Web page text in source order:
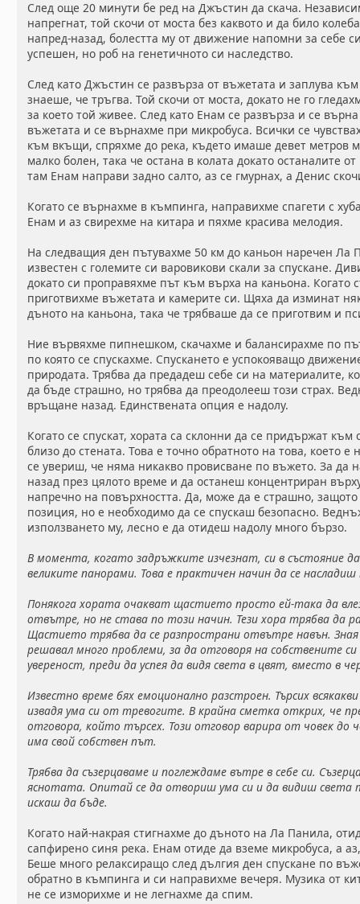
След още 20 минути бе ред на Джъстин да скача.
напрегнат, той скочи от моста без каквото и да било
напред-назад, болестта му от движение напомни за себе
успешен, но роб на генетичното си наследство.
След като Джъстин се развърза от въжетата и заплува
знаеше, че тръгва. Той скочи от моста, докато не го
за което той живее. След като Енам се развърза и се
въжетата и се върнахме при микробуса. Всички се
към вкъщи, спряхме до река, където имаше девет метров
малко болен, така че остана в колата докато останалите
там Енам направи задно салто, аз се гмурнах, а Денис
Когато се върнахме в къмпинга, направихме спагети с
Енам и аз свирехме на китара и пяхме красива мелодия.
На следващия ден пътувахме 50 км до каньон наречен Ла
известен с големите си варовикови скали за спускане.
докато си проправяхме път към върха на каньона. Когато
приготвихме въжетата и камерите си. Щяха да изминат
дъното на каньона, така че трябваше да се приготвим и
Ние вървяхме пипнешком, скачахме и балансирахме по
по която се спускахме. Спускането е успокояващо
природата. Трябва да предадеш себе си на материалите,
да бъде страшно, но трябва да преодолееш този страх.
връщане назад. Единствената опция е надолу.
Когато се спускат, хората са склонни да се придържат
близо до стената. Това е точно обратното на това, което
се увериш, че няма никакво провисване по въжето. За да
назад през цялото време и да останеш концентриран
напречно на повърхността. Да, може да е страшно,
позиция, но е необходимо да се спускаш безопасно.
използването му, лесно е да отидеш надолу много бързо.
В момента, когато задръжките изчезнат, си в състояние
великите панорами. Това е практичен начин да се
Понякога хората очакват щастието просто ей-така да
отвътре, но не става по този начин. Тези хора трябва да
Щастието трябва да се разпространи отвътре навън.
решавал много проблеми, за да отговоря на собствените
увереност, преди да успея да видя света в цвят, вместо в
Известно време бях емоционално разстроен. Търсих
извадя ума си от тревогите. В крайна сметка открих, че
отговора, който търсех. Този отговор варира от човек до
има свой собствен път.
Трябва да съзерцаваме и поглеждаме вътре в себе си.
яснотата. Опитай се да отвориш ума си и да видиш света
искаш да бъде.
Когато най-накрая стигнахме до дъното на Ла Панила,
сапфирено синя река. Енам отиде да вземе микробуса, а
Беше много релаксиращо след дългия ден спускане по
обратно в къмпинга и си направихме вечеря. Музика от
не се изморихме и не легнахме да спим.